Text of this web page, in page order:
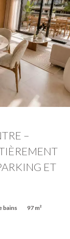
–
ET
bains 97 m²